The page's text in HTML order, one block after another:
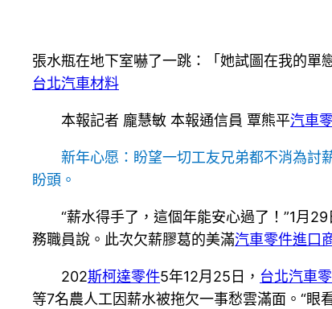
張水瓶在地下室嚇了一跳：「她試圖在我的單
台北汽車材料
本報記者 龐慧敏 本報通信員 覃熊平汽車
新年心愿：盼望一切工友兄弟都不消為討
盼頭。
“薪水得手了，這個年能安心過了！”1月
務職員說。此次欠薪膠葛的美滿汽車零件進口
202斯柯達零件5年12月25日， 台北汽車
等7名農人工因薪水被拖欠一事愁雲滿面。“眼